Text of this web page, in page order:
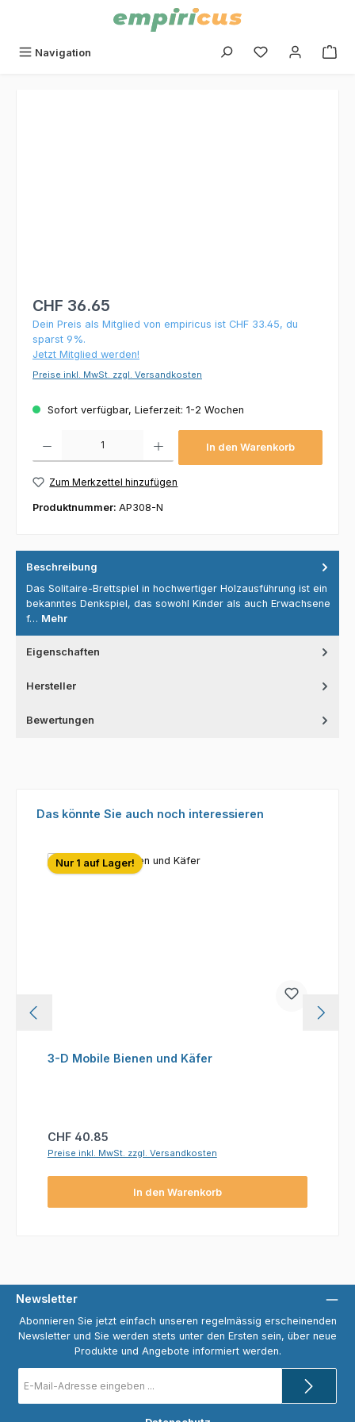
Navigation Du hast 0
CHF 36.65
Dein Preis als Mitglied von empiricus ist CHF 33.45, du
sparst 9%.
Jetzt Mitglied werden!
Preise inkl. MwSt. zzgl. Versandkosten
Sofort verfügbar, Lieferzeit: 1-2 Wochen
In den Warenkorb
Zum Merkzettel hinzufügen
Produktnummer: AP308-N
Beschreibung
Das Solitaire-Brettspiel in hochwertiger Holzausführung ist ein
bekanntes Denkspiel, das sowohl Kinder als auch Erwachsene
f… Mehr
Eigenschaften
Hersteller
Bewertungen
Produktgalerie überspringen
Das könnte Sie auch noch interessieren
Nur 1 auf Lager!
3-D Mobile Bienen und Käfer
Regulärer Preis:
CHF 40.85
Preise inkl. MwSt. zzgl. Versandkosten
In den Warenkorb
Newsletter
Abonnieren Sie jetzt einfach unseren regelmässig erscheinenden
Newsletter und Sie werden stets unter den Ersten sein, über neue
Produkte und Angebote informiert werden.
Mail-